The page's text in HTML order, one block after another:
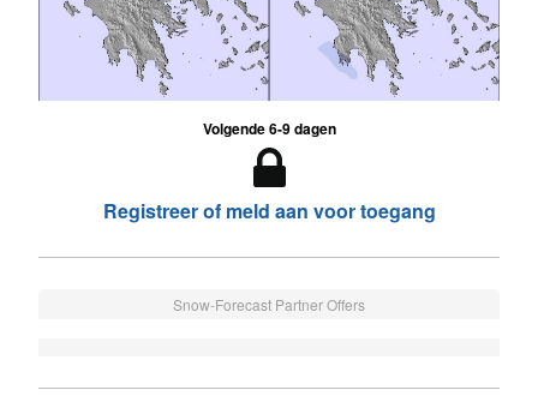
Volgende 6-9 dagen
Registreer of meld aan voor toegang
Snow-Forecast Partner Offers